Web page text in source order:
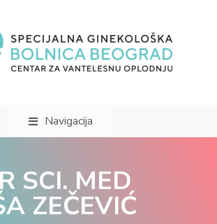
Navigacija
SCI. MED
ZEČEVIĆ